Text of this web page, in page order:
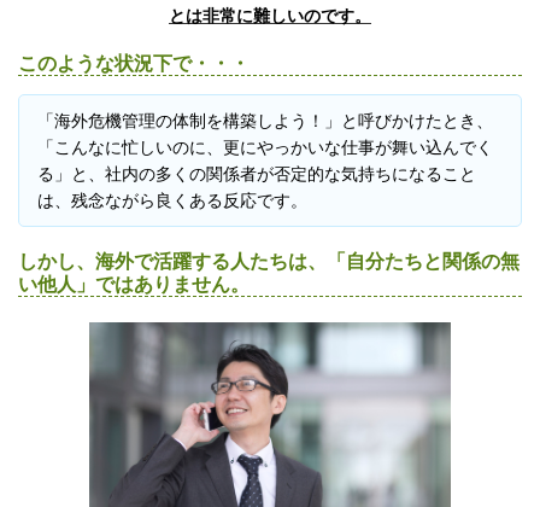
とは非常に難しいのです。
このような状況下で・・・
「海外危機管理の体制を構築しよう！」と呼びかけたとき、
「こんなに忙しいのに、更にやっかいな仕事が舞い込んでく
る」と、社内の多くの関係者が否定的な気持ちになること
は、残念ながら良くある反応です。
しかし、海外で活躍する人たちは、「自分たちと関係の無
い他人」ではありません。